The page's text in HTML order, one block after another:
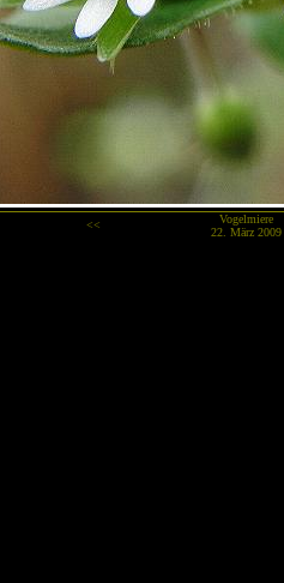
<< Vogelmiere
22. März 2009